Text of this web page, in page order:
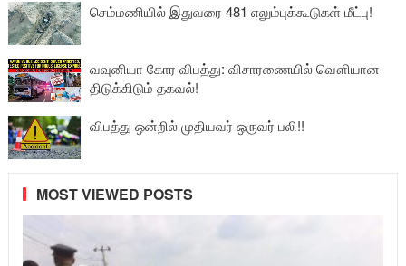
செம்மணியில் இதுவரை 481 எலும்புக்கூடுகள் மீட்பு!
வவுனியா கோர விபத்து: விசாரணையில் வௌியான
திடுக்கிடும் தகவல்!
விபத்து ஒன்றில் முதியவர் ஒருவர் பலி!!
MOST VIEWED POSTS